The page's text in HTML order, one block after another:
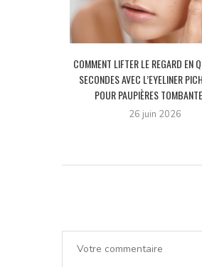
COMMENT LIFTER LE REGARD EN
SECONDES AVEC L’EYELINER
POUR PAUPIÈRES
26 juin 2026